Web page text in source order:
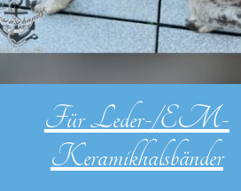
Für Leder-/EM-
Keramikhalsbänder